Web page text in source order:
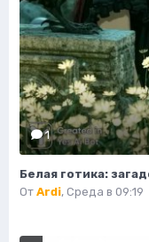
1
От Ardi, Среда в 09:19